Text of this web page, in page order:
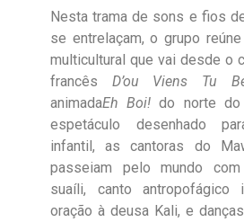
Nesta trama de sons e fios
se entrelaçam, o grupo
multicultural que vai desde o
francês D’ou Viens Tu
animadaEh Boi! do norte do
espetáculo desenhado
infantil, as cantoras do
passeiam pelo mundo
suaíli, canto antropofágico
oração à deusa Kali, e